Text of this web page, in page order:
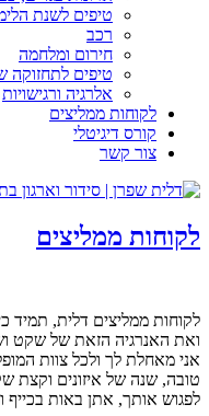
טיפים לשנת
רכב
חירום ומלחמה
טיפים
אלרגיה ורגישויות
לקוחות ממליצים
קורס דיגיטלי
צור קשר
לקוחות ממליצים
לקוחות ממליצים דלית, תמיד
ואת האנרגיה הזאת של שקט
אני מאחלת לך ולכל צוות
טובה, שנה של איזונים וקצת
לפגוש אותך, אתן באות